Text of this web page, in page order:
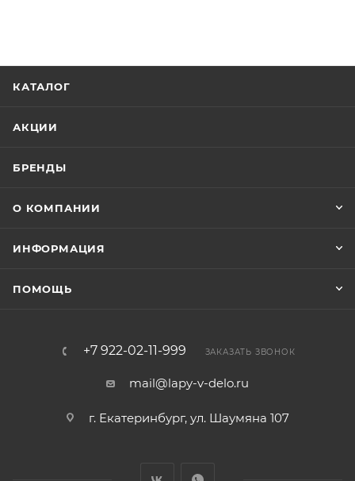
КАТАЛОГ
АКЦИИ
БРЕНДЫ
О КОМПАНИИ
ИНФОРМАЦИЯ
ПОМОЩЬ
+7 922-02-11-999 ЗАКАЗАТЬ ЗВОНОК
mail@lapy-v-delo.ru
г. Екатеринбург, ул. Шаумяна 107